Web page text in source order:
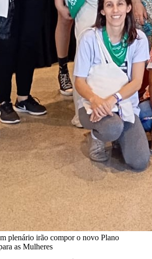
plenário irão compor o novo Plano
as Mulheres